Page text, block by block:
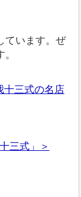
ています。ぜ
十三式の名店
三式」＞